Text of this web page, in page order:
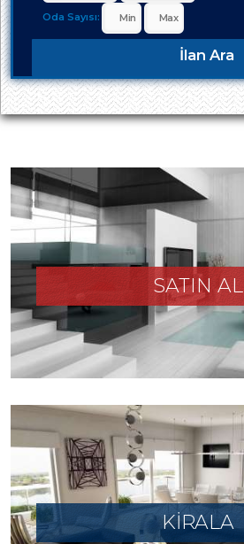
Oda Sayısı:
İlan Ara
SATIN AL
KİRALA